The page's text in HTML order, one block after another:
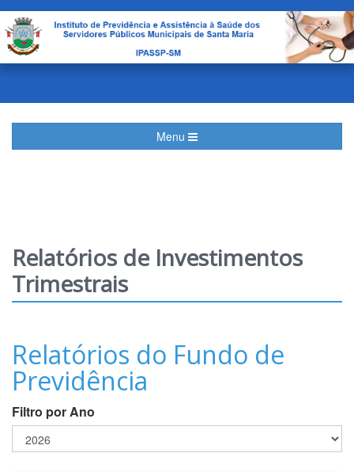
Menu
Relatórios de Investimentos
Trimestrais
Relatórios do Fundo de
Previdência
Filtro por Ano